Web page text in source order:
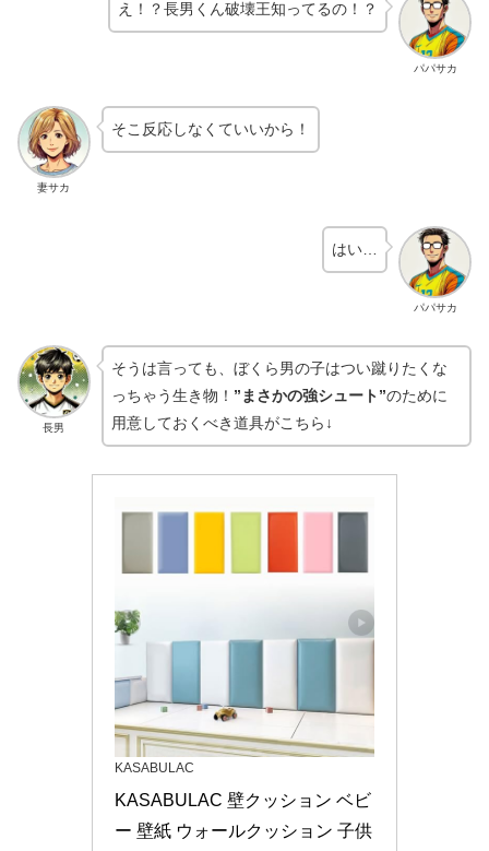
パパサカ
え！？長男くん破壊王知ってるの！？
妻サカ
そこ反応しなくていいから！
パパサカ
はい…
長男
そうは言っても、ぼくら男の子はつい蹴りたくな
っちゃう生き物！ ”まさかの強シュート”のために
用意しておくべき道具がこちら↓
KASABULAC
KASABULAC 壁クッション ベビ
ー 壁紙 ウォールクッション 子供